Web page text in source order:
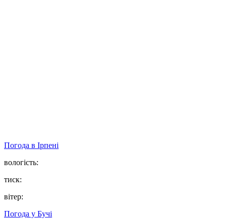
Погода в Ірпені
вологість:
тиск:
вітер:
Погода у Бучі